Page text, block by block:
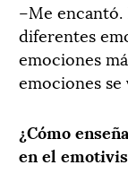
–Me encantó.
diferentes
emociones
emociones
¿Cómo
en el